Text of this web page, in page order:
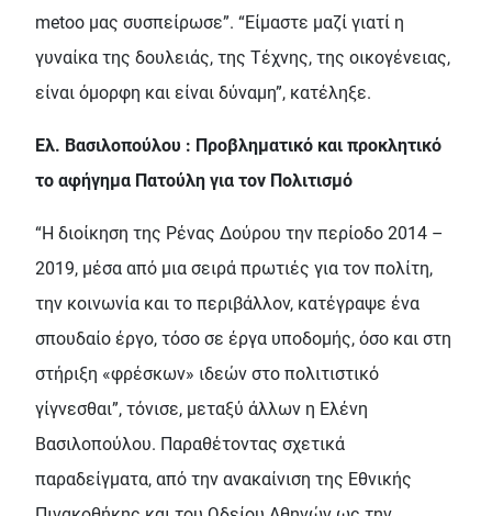
metoo μας συσπείρωσε”. “Είμαστε μαζί γιατί η
γυναίκα της δουλειάς, της Τέχνης, της οικογένειας,
είναι όμορφη και είναι δύναμη”, κατέληξε.
Ελ. Βασιλοπούλου : Προβληματικό και προκλητικό
το αφήγημα Πατούλη για τον Πολιτισμό
“Η διοίκηση της Ρένας Δούρου την περίοδο 2014 –
2019, μέσα από μια σειρά πρωτιές για τον πολίτη,
την κοινωνία και το περιβάλλον, κατέγραψε ένα
σπουδαίο έργο, τόσο σε έργα υποδομής, όσο και στη
στήριξη «φρέσκων» ιδεών στο πολιτιστικό
γίγνεσθαι”, τόνισε, μεταξύ άλλων η Ελένη
Βασιλοπούλου. Παραθέτοντας σχετικά
παραδείγματα, από την ανακαίνιση της Εθνικής